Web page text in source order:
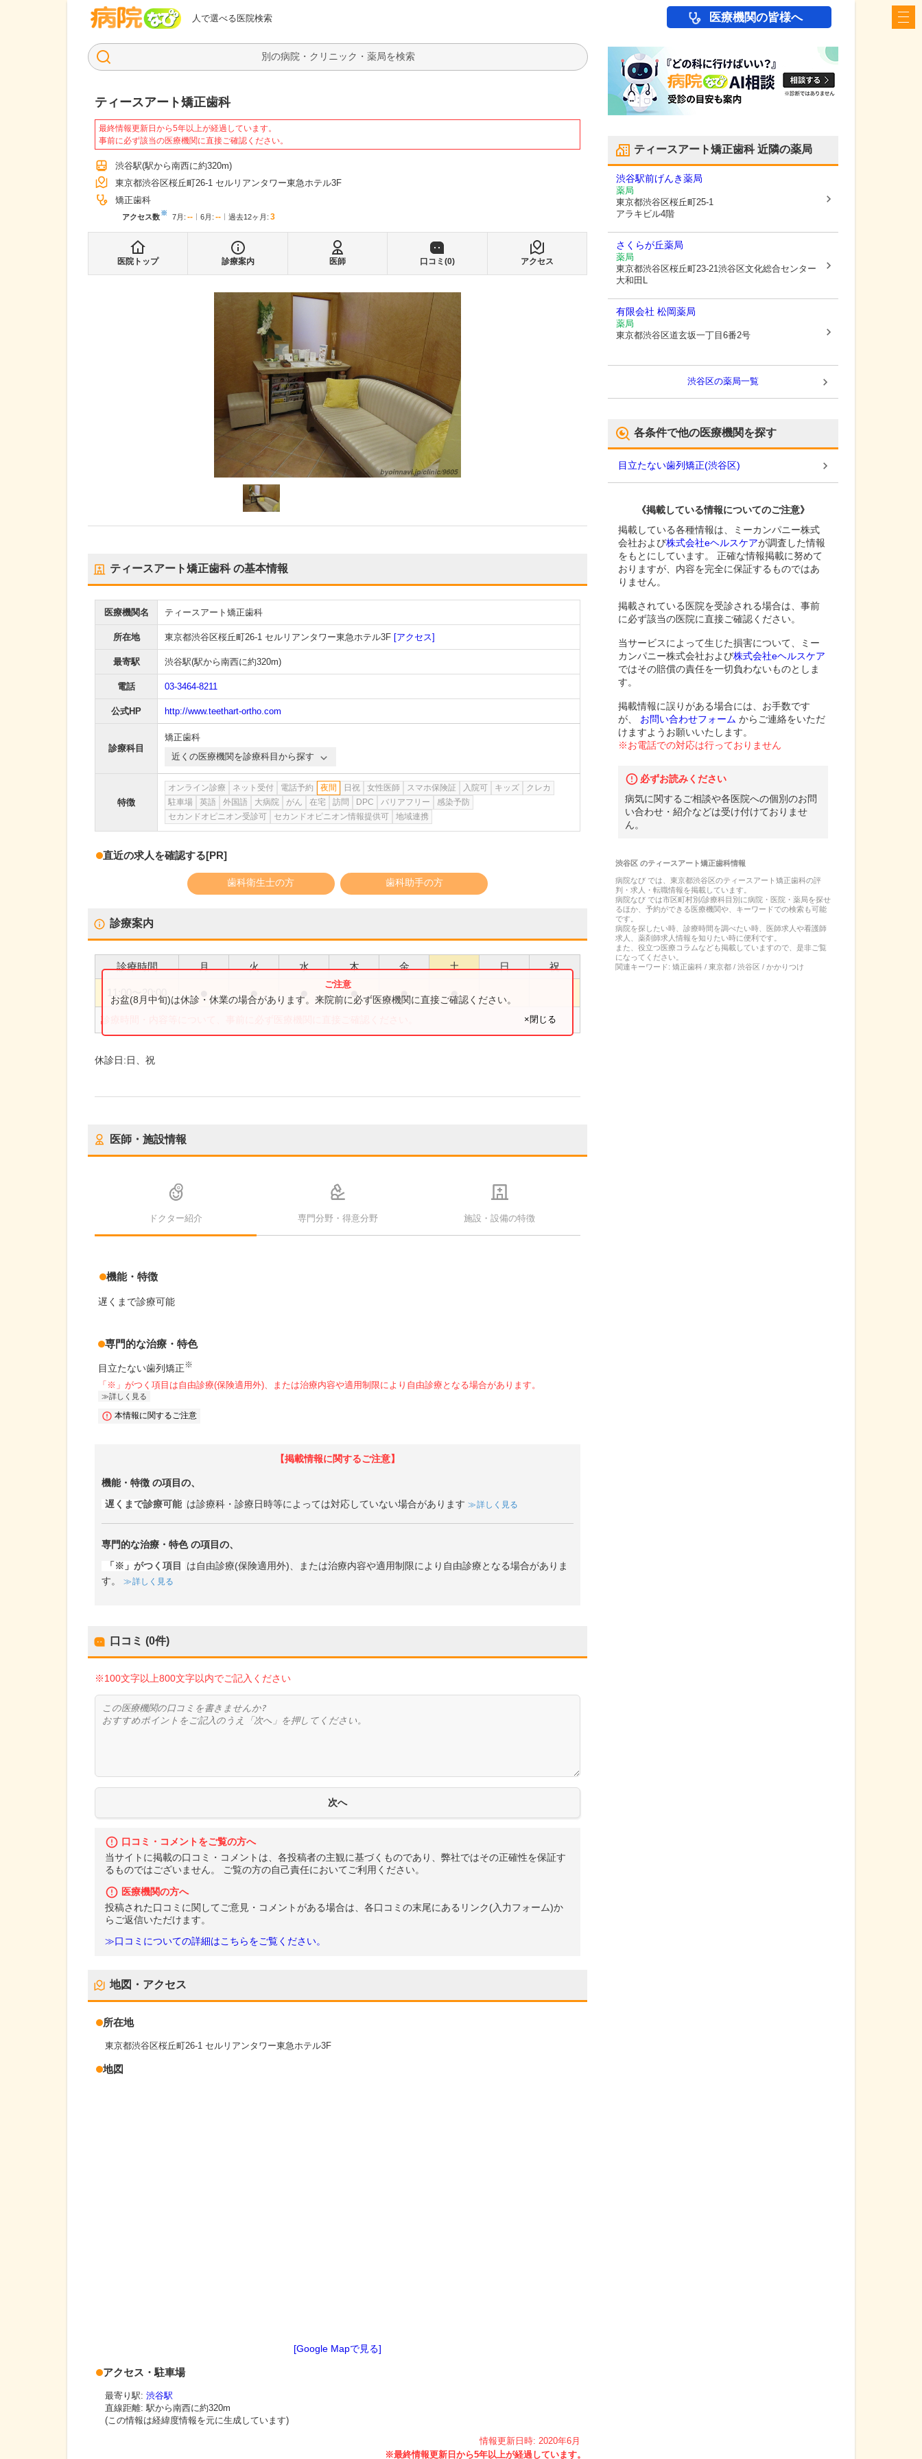
人で選べる医院検索
病院なび 医療機関の皆様へ
検索
ティースアート矯正歯科
最終情報更新日から5年以上が経過しています。
事前に必ず該当の医療機関に直接ご確認ください。
渋谷駅(駅から南西に約320m)
東京都渋谷区桜丘町26-1 セルリアンタワー東急ホテル3F
矯正歯科
アクセス数※ 7月 : -- 6月 : -- 過去12ヶ月: 3
医院トップ 診療案内 医師 口コミ(0) アクセス
ティースアート矯正歯科の基本情報
医療機関名 ティースアート矯正歯科
所在地 東京都渋谷区桜丘町26-1 セルリアンタワー東急ホテル3F [アクセス]
最寄駅 渋谷駅(駅から南西に約320m)
電話 03-3464-8211
公式HP http://www.teethart-ortho.com
診療科目
矯正歯科
近くの医療機関を診療科目から探す
特徴
オンライン診療 ネット受付 電話予約 夜間 日祝 女性医師 スマホ保険証 入院可 キッズ
クレカ
駐車場
英語 外国語 大病院 がん 在宅 訪問 DPC バリアフリー
感染予防
セカンドオピニオン受診可
セカンドオピニオン情報提供可 地域連携
直近の求人を確認する[PR]
歯科衛生士の方 歯科助手の方
診療案内
診療時間 月 火 水 木 金 土 日 祝
11:00 20:00 ● ● ● ● ●
診療時間・内容等について、事前に必ず医療機関に直接ご確認ください。
お盆(8月中旬)は休診・休業の場合があります。来院前に必ず医療機関に直接ご確認ください。
×閉じる
休診日:日、祝
医師・施設情報
ドクター紹介 専門分野・得意分野 施設・設備の特徴
機能・特徴
遅くまで診療可能
専門的な治療・特色
目立たない歯列矯正※
「※」がつく項目は自由診療(保険適用外)、または治療内容や適用制限により自由診療となる場合があります。
詳しく見る
本情報に関するご注意
【掲載情報に関するご注意】
機能・特徴 の項目の、
遅くまで診療可能 は診療科・診療日時等によっては対応していない場合があります 詳しく見る
専門的な治療・特色の項目の、
「※」がつく項目
は自由診療(保険適用外)、または治療内容や適用制限により自由診療となる場合がありま
す。
詳しく見る
口コミ (0件)
※100文字以上800文字以内でご記入ください
口コミ・コメントをご覧の方へ
当サイトに掲載の口コミ・コメントは、各投稿者の主観に基づくものであり、弊社ではその正確性を保証す
るものではございません。 ご覧の方の自己責任においてご利用ください。
医療機関の方へ
投稿された口コミに関してご意見・コメントがある場合は、各口コミの末尾にあるリンク(入力フォーム)か
らご返信いただけます。
≫口コミについての詳細はこちらをご覧ください。
地図・アクセス
所在地
東京都渋谷区桜丘町26-1 セルリアンタワー東急ホテル3F
地図
[Google Mapで見る]
アクセス・駐車場
最寄り駅: 渋谷駅
直線距離: 駅から南西に約320m
(この情報は経緯度情報を元に生成しています)
情報更新日時: 2020年6月
ティースアート矯正歯科近隣の薬局
渋谷駅前げんき薬局
薬局
東京都渋谷区桜丘町25-1
アラキビル4階
さくらが丘薬局
薬局
東京都渋谷区桜丘町23-21渋谷区文化総合センター
大和田L
有限会社 松岡薬局
薬局
東京都渋谷区道玄坂一丁目6番2号
渋谷区の薬局一覧
各条件で他の医療機関を探す
目立たない歯列矯正(渋谷区)
《掲載している情報についてのご注意》
掲載している各種情報は、ミーカンパニー株式
会社および株式会社eヘルスケアが調査した情報
をもとにしています。 正確な情報掲載に努めて
おりますが、内容を完全に保証するものではあ
りません。
掲載されている医院を受診される場合は、事前
に必ず該当の医院に直接ご確認ください。
当サービスによって生じた損害について、ミー
カンパニー株式会社および株式会社eヘルスケア
ではその賠償の責任を一切負わないものとしま
す。
掲載情報に誤りがある場合には、お手数です
が、
お問い合わせフォーム からご連絡をいただ
けますようお願いいたします。
※お電話での対応は行っておりません
必ずお読みください
病気に関するご相談や各医院への個別のお問
い合わせ・紹介などは受け付けておりませ
ん。
渋谷区のティースアート矯正歯科情報
病院なび では、 東京都渋谷区のティースアート矯正歯科の評
判・求人・転職情報を掲載しています。
病院なび では市区町村別/診療科目別に病院・医院・薬局を探せ
るほか、予約ができる医療機関や、キーワードでの検索も可能
です。
病院を探したい時、診療時間を調べたい時、医師求人や看護師
求人、薬剤師求人情報を知りたい時に便利です。
また、役立つ医療コラムなども掲載していますので、是非ご覧
になってください。
関連キーワード: 矯正歯科 / 東京都 / 渋谷区 / かかりつけ